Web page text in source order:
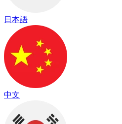
日本語
中文